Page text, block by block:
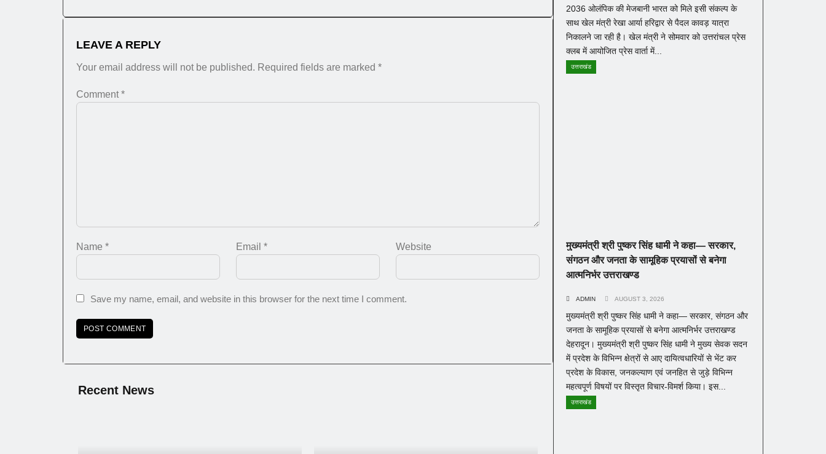
LEAVE A REPLY
Your email address will not be published. Required fields are marked *
Comment*
Name * Email* Website
Save my name, email, and website in this browser for the next time I comment.
Recent News
2036 ओलंपिक की मेजबानी भारत को मिले इसी संकल्प के
साथ खेल मंत्री रेखा आर्या हरिद्वार से पैदल कावड़ यात्रा
निकालने जा रही है। खेल मंत्री ने सोमवार को उत्तरांचल प्रेस
क्लब में आयोजित प्रेस वार्ता में...
उत्तराखंड
मुख्यमंत्री श्री पुष्कर सिंह धामी ने कहा— सरकार,
संगठन और जनता के सामूहिक प्रयासों से बनेगा
आत्मनिर्भर उत्तराखण्ड
ADMIN AUGUST 3, 2026
मुख्यमंत्री श्री पुष्कर सिंह धामी ने कहा— सरकार, संगठन और
जनता के सामूहिक प्रयासों से बनेगा आत्मनिर्भर उत्तराखण्ड
देहरादून। मुख्यमंत्री श्री पुष्कर सिंह धामी ने मुख्य सेवक सदन
में प्रदेश के विभिन्न क्षेत्रों से आए दायित्वधारियों से भेंट कर
प्रदेश के विकास, जनकल्याण एवं जनहित से जुड़े विभिन्न
महत्वपूर्ण विषयों पर विस्तृत विचार-विमर्श किया। इस...
उत्तराखंड